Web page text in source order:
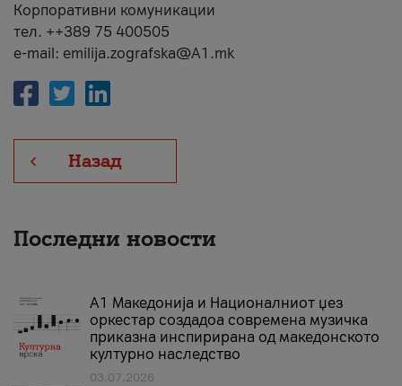
Корпоративни комуникации
тел. ++389 75 400505
e-mail: emilija.zografska@A1.mk
Назад
Последни новости
А1 Македонија и Националниот џез
оркестар создадоа современа музичка
приказна инспирирана од македонското
културно наследство
03.07.2026